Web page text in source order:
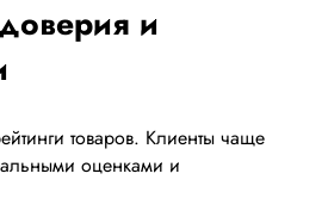
и
товаров. Клиенты чаще
оценками и